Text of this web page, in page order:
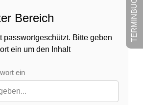
Bereich
passwortgeschützt. Bitte geben
ein um den Inhalt
ein